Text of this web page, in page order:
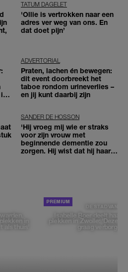
TATUM DAGELET
'Ollie is vertrokken naar een
adres ver weg van ons. En
dat doet pijn’
ik
ADVERTORIAL
Praten, lachen én bewegen:
dit event doorbreekt het
taboe rondom urineverlies –
en jij kunt daarbij zijn
SANDER DE HOSSON
'Hij vroeg mij wie er straks
voor zijn vrouw met
beginnende dementie zou
zorgen. Hij wist dat hij haar
in
als thuis'
DE STAD VAN
Isabelle Boer deelt haar
plekken in Zwolle: 'Deze
graag verborgen'